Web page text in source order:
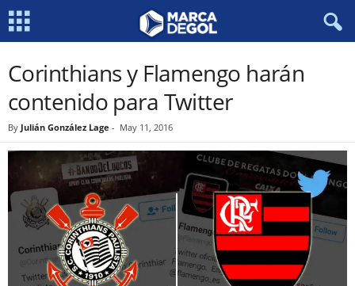
Corinthians y Flamengo harán
contenido para Twitter
By Julián González Lage - May 11, 2016